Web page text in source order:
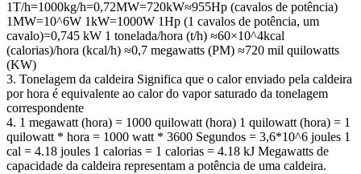
1T/h=1000kg/h=0,72MW=720kW≈955Hp (cavalos de potência)
1MW=10^6W 1kW=1000W 1Hp (1 cavalos de potência, um
cavalo)=0,745 kW 1 tonelada/hora (t/h) ≈60×10^4kcal
(calorias)/hora (kcal/h) ≈0,7 megawatts (PM) ≈720 mil quilowatts
(KW)
3. Tonelagem da caldeira Significa que o calor enviado pela caldeira
por hora é equivalente ao calor do vapor saturado da tonelagem
correspondente
4. 1 megawatt (hora) = 1000 quilowatt (hora) 1 quilowatt (hora) = 1
quilowatt * hora = 1000 watt * 3600 Segundos = 3,6*10^6 joules 1
cal = 4.18 joules 1 calorias = 1 calorias = 4.18 kJ Megawatts de
capacidade da caldeira representam a potência de uma caldeira.